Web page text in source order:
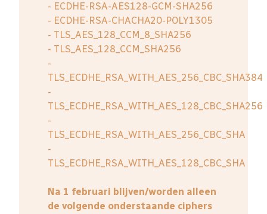
- ECDHE-RSA-AES128-GCM-SHA256
- ECDHE-RSA-CHACHA20-POLY1305
- TLS_AES_128_CCM_8_SHA256
- TLS_AES_128_CCM_SHA256
-
TLS_ECDHE_RSA_WITH_AES_256_CBC_SHA384
-
TLS_ECDHE_RSA_WITH_AES_128_CBC_SHA256
-
TLS_ECDHE_RSA_WITH_AES_256_CBC_SHA
-
TLS_ECDHE_RSA_WITH_AES_128_CBC_SHA
Na 1 februari blijven/worden alleen
de volgende onderstaande ciphers